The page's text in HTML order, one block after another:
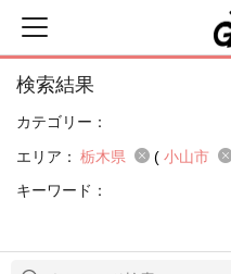
検索結果
カテゴリー：
エリア： 栃木県 ( 小山市
キーワード：